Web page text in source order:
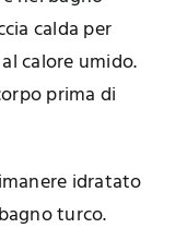
calda per
calore umido.
prima di
idratato
turco.